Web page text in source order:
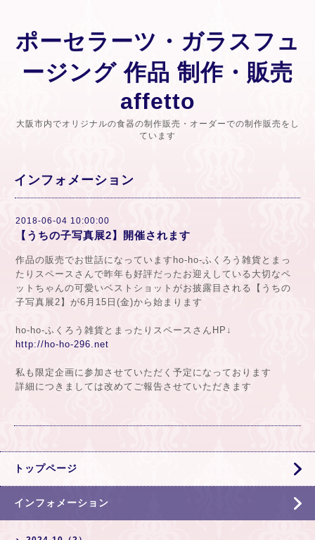
ポーセラーツ・ガラスフュ
ージング 作品 制作・販売
affetto
大阪市内でオリジナルの食器の制作販売・オーダーでの制作販売をし
ています
インフォメーション
2018-06-04 10:00:00
【うちの子写真展2】開催されます
作品の販売でお世話になっていますho-ho-ふくろう雑貨とまっ
たりスペースさんで昨年も好評だったお迎えしている大切なペ
ットちゃんの可愛いベストショットがお披露目される【うちの
子写真展2】が6月15日(金)から始まります
ho-ho-ふくろう雑貨とまったりスペースさんHP↓
http://ho-ho-296.net
私も限定企画に参加させていただく予定になっております
詳細につきましては改めてご報告させていただきます
トップページ
インフォメーション